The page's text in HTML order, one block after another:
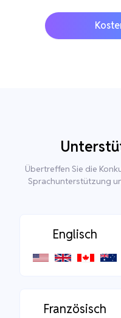
Übertreffen Sie die
Sprachunterstützung
Englisch
Französisch